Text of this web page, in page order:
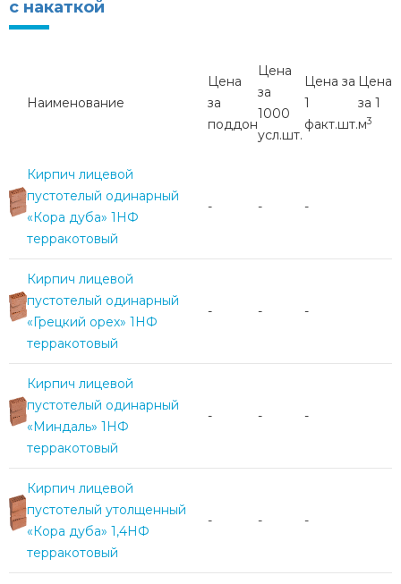
с накаткой
Наименование
Цена
за
поддон
Цена
за
1000
усл.шт.
Цена за
1
факт.шт.
Цена
за 1
м3
Кирпич лицевой
пустотелый одинарный
«Кора дуба» 1НФ
терракотовый
- - -
Кирпич лицевой
пустотелый одинарный
«Грецкий орех» 1НФ
терракотовый
- - -
Кирпич лицевой
пустотелый одинарный
«Миндаль» 1НФ
терракотовый
- - -
Кирпич лицевой
пустотелый утолщенный
«Кора дуба» 1,4НФ
терракотовый
- - -